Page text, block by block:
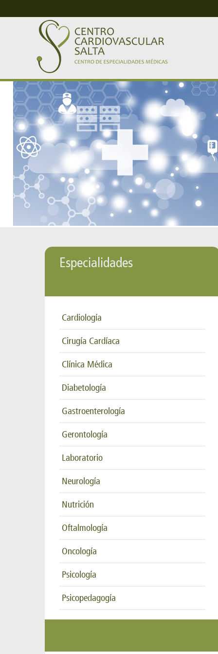
Especialidades
Cardiología
Cirugía Cardíaca
Clínica Médica
Diabetología
Gastroenterología
Gerontología
Laboratorio
Neurología
Nutrición
Oftalmología
Oncología
Psicología
Psicopedagogía